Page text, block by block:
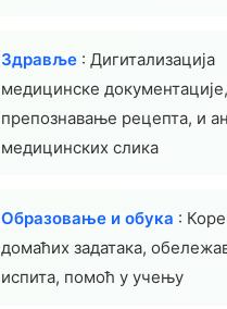
Здравље : Дигитализација
медицинске документације,
препознавање рецепта, и
медицинских слика
Образовање и обука :
домаћих задатака,
испита, помоћ у учењу